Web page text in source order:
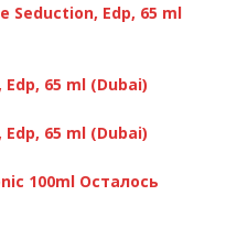
Seduction, Edp, 65 ml
65 ml (Dubai)
65 ml (Dubai)
100ml Осталось